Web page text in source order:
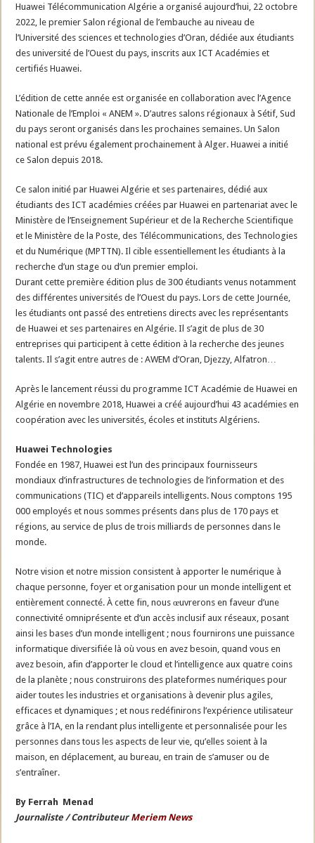
Huawei Télécommunication Algérie a organisé aujourd’hui, 22 octobre
2022, le premier Salon régional de l’embauche au niveau de
l’Université des sciences et technologies d’Oran, dédiée aux étudiants
des université de l’Ouest du pays, inscrits aux ICT Académies et
certifiés Huawei.
L’édition de cette année est organisée en collaboration avec l’Agence
Nationale de l’Emploi « ANEM ». D’autres salons régionaux à Sétif, Sud
du pays seront organisés dans les prochaines semaines. Un Salon
national est prévu également prochainement à Alger. Huawei a initié
ce Salon depuis 2018.
Ce salon initié par Huawei Algérie et ses partenaires, dédié aux
étudiants des ICT académies créées par Huawei en partenariat avec le
Ministère de l’Enseignement Supérieur et de la Recherche Scientifique
et le Ministère de la Poste, des Télécommunications, des Technologies
et du Numérique (MPTTN). Il cible essentiellement les étudiants à la
recherche d’un stage ou d’un premier emploi.
Durant cette première édition plus de 300 étudiants venus notamment
des différentes universités de l’Ouest du pays. Lors de cette Journée,
les étudiants ont passé des entretiens directs avec les représentants
de Huawei et ses partenaires en Algérie. Il s’agit de plus de 30
entreprises qui participent à cette édition à la recherche des jeunes
talents. Il s’agit entre autres de : AWEM d’Oran, Djezzy, Alfatron…
Après le lancement réussi du programme ICT Académie de Huawei en
Algérie en novembre 2018, Huawei a créé aujourd’hui 43 académies en
coopération avec les universités, écoles et instituts Algériens.
Huawei Technologies
Fondée en 1987, Huawei est l’un des principaux fournisseurs
mondiaux d’infrastructures de technologies de l’information et des
communications (TIC) et d’appareils intelligents. Nous comptons 195
000 employés et nous sommes présents dans plus de 170 pays et
régions, au service de plus de trois milliards de personnes dans le
monde.
Notre vision et notre mission consistent à apporter le numérique à
chaque personne, foyer et organisation pour un monde intelligent et
entièrement connecté. À cette fin, nous œuvrerons en faveur d’une
connectivité omniprésente et d’un accès inclusif aux réseaux, posant
ainsi les bases d’un monde intelligent ; nous fournirons une puissance
informatique diversifiée là où vous en avez besoin, quand vous en
avez besoin, afin d’apporter le cloud et l’intelligence aux quatre coins
de la planète ; nous construirons des plateformes numériques pour
aider toutes les industries et organisations à devenir plus agiles,
efficaces et dynamiques ; et nous redéfinirons l’expérience utilisateur
grâce à l’IA, en la rendant plus intelligente et personnalisée pour les
personnes dans tous les aspects de leur vie, qu’elles soient à la
maison, en déplacement, au bureau, en train de s’amuser ou de
s’entraîner.
By Ferrah Menad
Journaliste / Contributeur Meriem News